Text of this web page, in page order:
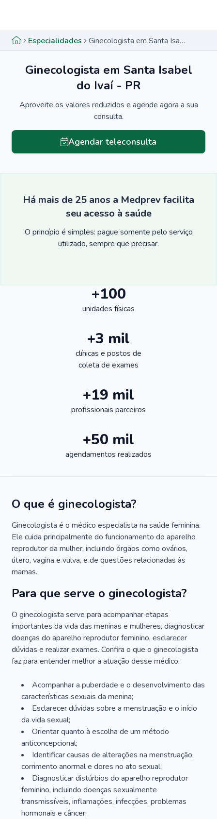
Especialidades Ginecologista em Santa Isabel do Ivaí - PR
Ginecologista em Santa Isabel
do Ivaí - PR
Aproveite os valores reduzidos e agende agora a sua
consulta.
Agendar teleconsulta
Há mais de 25 anos a Medprev facilita
seu acesso à saúde
O princípio é simples: pague somente pelo serviço
utilizado, sempre que precisar.
+100
unidades físicas
+3 mil
clínicas e postos de
coleta de exames
+19 mil
profissionais parceiros
+50 mil
agendamentos realizados
O que é ginecologista?
Ginecologista é o médico especialista na saúde feminina.
Ele cuida principalmente do funcionamento do aparelho
reprodutor da mulher, incluindo órgãos como ovários,
útero, vagina e vulva, e de questões relacionadas às
mamas.
Para que serve o ginecologista?
O ginecologista serve para acompanhar etapas
importantes da vida das meninas e mulheres, diagnosticar
doenças do aparelho reprodutor feminino, esclarecer
dúvidas e realizar exames. Confira o que o ginecologista
faz para entender melhor a atuação desse médico:
Acompanhar a puberdade e o desenvolvimento das
características sexuais da menina;
Esclarecer dúvidas sobre a menstruação e o início
da vida sexual;
Orientar quanto à escolha de um método
anticoncepcional;
Identificar causas de alterações na menstruação,
corrimento anormal e dores no ato sexual;
Diagnosticar distúrbios do aparelho reprodutor
feminino, incluindo doenças sexualmente
transmissíveis, inflamações, infecções, problemas
hormonais e câncer;